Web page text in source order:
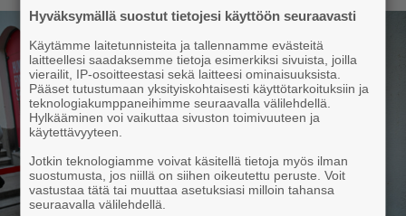
Hyväksymällä suostut tietojesi käyttöön seuraavasti
Käytämme laitetunnisteita ja tallennamme evästeitä
laitteellesi saadaksemme tietoja esimerkiksi sivuista, joilla
vierailit, IP-osoitteestasi sekä laitteesi ominaisuuksista.
Pääset tutustumaan yksityiskohtaisesti käyttötarkoituksiin ja
teknologiakumppaneihimme seuraavalla välilehdellä.
Hylkääminen voi vaikuttaa sivuston toimivuuteen ja
käytettävyyteen.
Jotkin teknologiamme voivat käsitellä tietoja myös ilman
suostumusta, jos niillä on siihen oikeutettu peruste. Voit
vastustaa tätä tai muuttaa asetuksiasi milloin tahansa
seuraavalla välilehdellä.